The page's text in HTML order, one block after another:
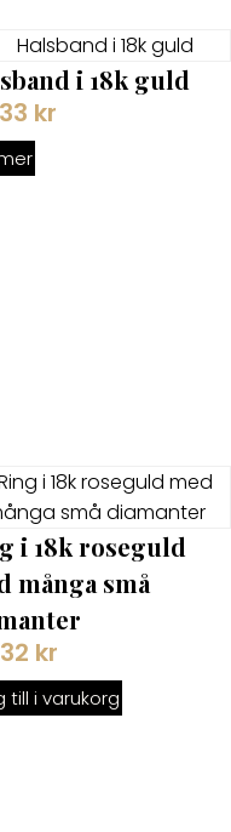
i 18k guld
kr
i 18k roseguld
många små
kr
till i varukorg